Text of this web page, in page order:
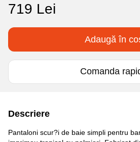
719 Lei
Adaugă în
Comanda
Descriere
Pantaloni scur?i de baie simpli pentru